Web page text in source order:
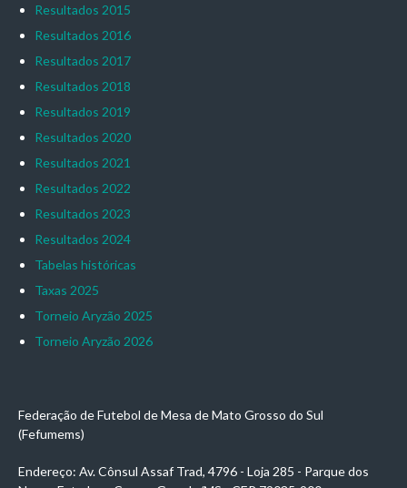
Resultados 2015
Resultados 2016
Resultados 2017
Resultados 2018
Resultados 2019
Resultados 2020
Resultados 2021
Resultados 2022
Resultados 2023
Resultados 2024
Tabelas históricas
Taxas 2025
Torneio Aryzão 2025
Torneio Aryzão 2026
Federação de Futebol de Mesa de Mato Grosso do Sul
(Fefumems)
Endereço: Av. Cônsul Assaf Trad, 4796 - Loja 285 - Parque dos